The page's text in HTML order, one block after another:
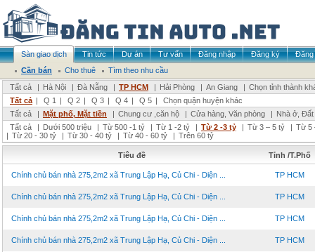
Sàn giao dịch Tin tức Dự án Tư vấn Đăng nhập Đăng ký
Đăng
Cần bán
Cho thuê
Tìm theo nhu cầu
Tất cả
| Hà Nội | Đà Nẵng | TP HCM | Hải Phòng | An Giang | Chọn tỉnh thành
Tất cả | Q 1 | Q 2 | Q 3 | Q 4 | Q 5 |
Chọn quận huyện khác
Tất cả
| Mặt phố, Mặt tiền | Chung cư ,căn hộ | Cửa hàng, Văn phòng | Nhà ở,
Tất cả
| Dưới 500 triệu | Từ 500 -1 tỷ | Từ 1 -2 tỷ | Từ 2 -3 tỷ | Từ 3 – 5 tỷ | Từ 5
| Từ 20 - 30 tỷ | Từ 30 - 40 tỷ | Từ 40 - 60 tỷ | Trên 60 tỷ
Tiêu đề Tỉnh /T.Phố
Chính chủ bán nhà 275,2m2 xã Trung Lập Hạ, Củ Chi - Diện ... TP HCM
Chính chủ bán nhà 275,2m2 xã Trung Lập Hạ, Củ Chi - Diện ... TP HCM
Chính chủ bán nhà 275,2m2 xã Trung Lập Hạ, Củ Chi - Diện ... TP HCM
Chính chủ bán nhà 275,2m2 xã Trung Lập Hạ, Củ Chi - Diện ... TP HCM